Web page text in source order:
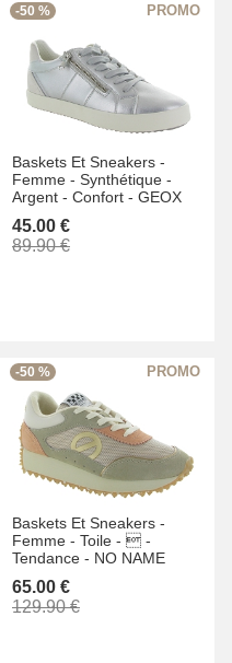
-50 %
Baskets Et Sneakers -
Femme - Synthétique -
Argent - Confort - GEOX
45.00 €
89.90 €
-50 %
Baskets Et Sneakers -
Femme - Toile -  -
Tendance - NO NAME
65.00 €
129.90 €